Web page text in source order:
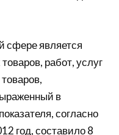
сфере является
работ, услуг
в
согласно
год, составило 8